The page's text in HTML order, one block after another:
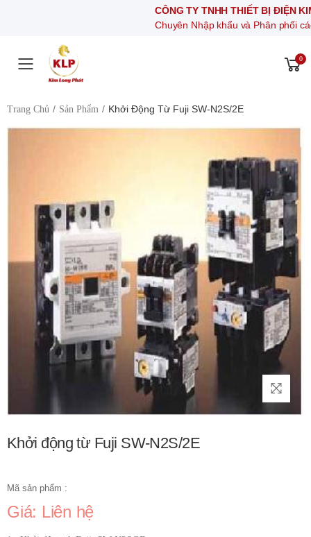
CÔNG TY TNHH THIẾT BỊ ĐIỆN KIM LONG
Chuyên Nhập khẩu và Phân phối các thiết
Toggle mobile menu
0
Trang Chủ Sản Phẩm Khởi Động Từ Fuji SW-N2S/2E
Khởi động từ Fuji SW-N2S/2E
Mã sản phẩm :
Giá: Liên hệ